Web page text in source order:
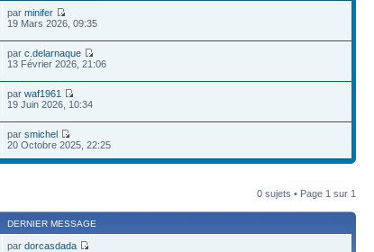
parminifer
19 Mars 2026, 09:35
parc.delarnaque
13 Février 2026, 21:06
parwaf1961
19 Juin 2026, 10:34
parsmichel
20 Octobre 2025, 22:25
0 sujets • Page 1 sur 1
DERNIER MESSAGE
pardorcasdada